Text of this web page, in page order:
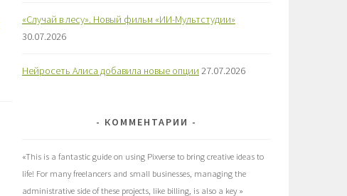
«Случай в лесу». Новый фильм «ИИ-Мультстудии»
30.07.2026
Нейросеть Алиса добавила новые опции 27.07.2026
КОММЕНТАРИИ
«This is a fantastic guide on using Pixverse to bring creative ideas to
life! For many freelancers and small businesses, managing the
administrative side of these projects, like billing, is also a key »